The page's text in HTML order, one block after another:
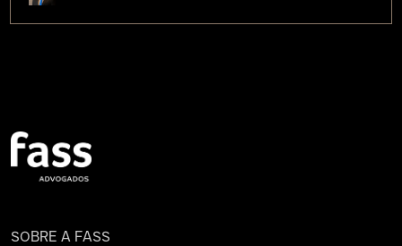
SOBRE A FASS